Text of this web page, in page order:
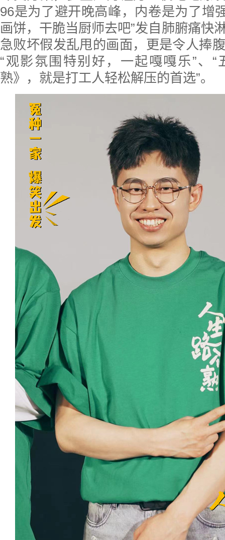
96是为了避开晚高峰，内卷是为了增
画饼，干脆当厨师去吧”发自肺腑痛快
急败坏假发乱甩的画面，更是令人捧
“观影氛围特别好，一起嘎嘎乐”、“
熟》，就是打工人轻松解压的首选”。